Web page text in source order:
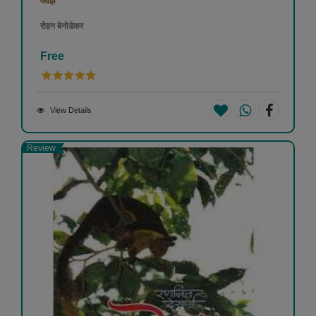
रोहन बेनोडेकर
Free
View Details
Review